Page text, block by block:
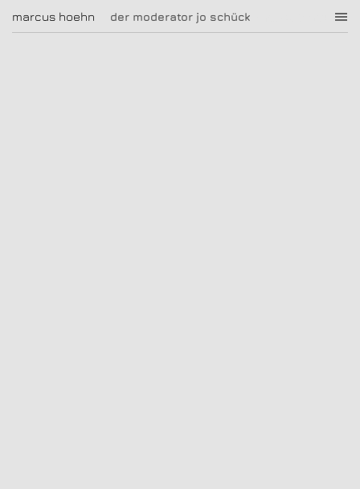
der moderator jo schück
marcus hoehn marcus hoehn
|